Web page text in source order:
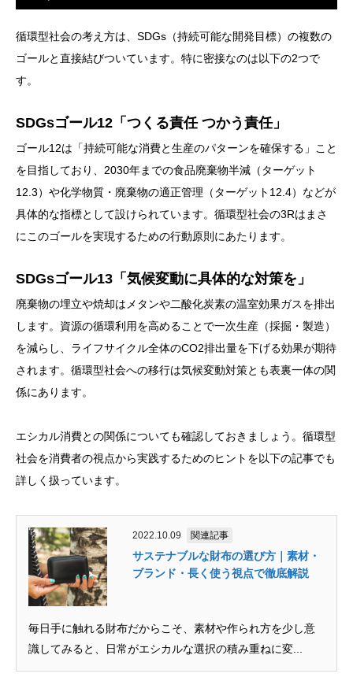
循環型社会の考え方は、SDGs（持続可能な開発目標）の複数の
ゴールと直接結びついています。特に密接なのは以下の2つで
す。
SDGsゴール12「つくる責任 つかう責任」
ゴール12は「持続可能な消費と生産のパターンを確保する」こと
を目指しており、2030年までの食品廃棄物半減（ターゲット
12.3）や化学物質・廃棄物の適正管理（ターゲット12.4）などが
具体的な指標として設けられています。循環型社会の3Rはまさ
にこのゴールを実現するための行動原則にあたります。
SDGsゴール13「気候変動に具体的な対策を」
廃棄物の埋立や焼却はメタンや二酸化炭素の温室効果ガスを排出
します。資源の循環利用を高めることで一次生産（採掘・製造）
を減らし、ライフサイクル全体のCO2排出量を下げる効果が期待
されます。循環型社会への移行は気候変動対策とも表裏一体の関
係にあります。
エシカル消費との関係についても確認しておきましょう。循環型
社会を消費者の視点から実践するためのヒントを以下の記事でも
詳しく扱っています。
2022.10.09 関連記事
サステナブルな財布の選び方｜素材・
ブランド・長く使う視点で徹底解説
毎日手に触れる財布だからこそ、素材や作られ方を少し意
識してみると、日常がエシカルな選択の積み重ねに変...